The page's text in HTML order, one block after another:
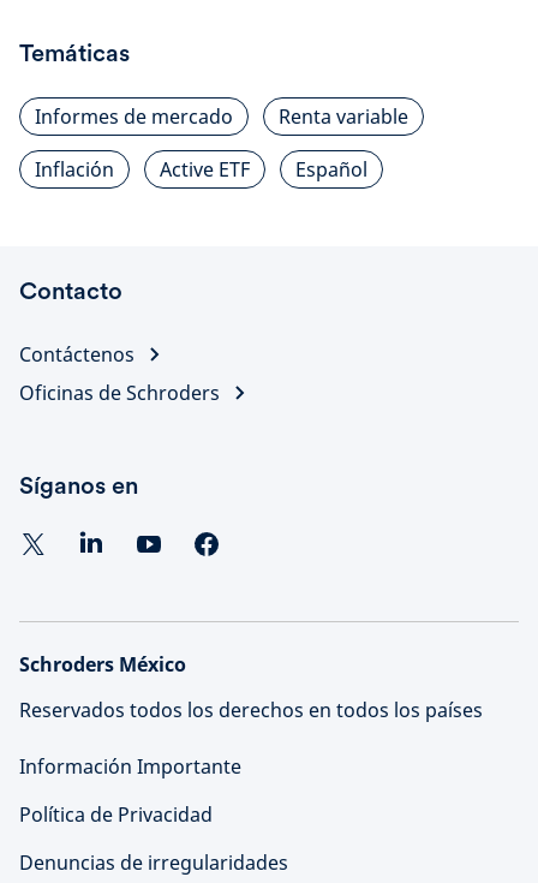
Temáticas
Informes de mercado
Renta variable
Inflación
Active ETF Español
Contacto
Contáctenos
Oficinas de Schroders
Síganos en
Schroders México
Reservados todos los derechos en todos los países
Información Importante
Política de Privacidad
Denuncias de irregularidades